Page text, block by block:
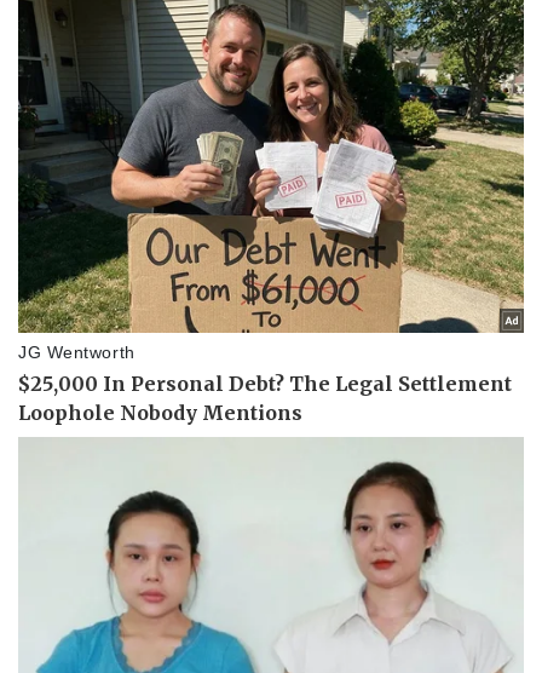
Hậu trường